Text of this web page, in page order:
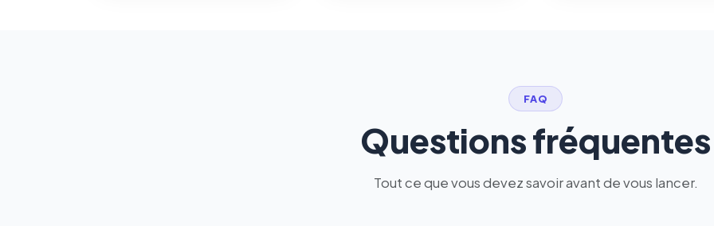
FAQ
Questions fréquentes
Tout ce que vous devez savoir avant de vous lancer.